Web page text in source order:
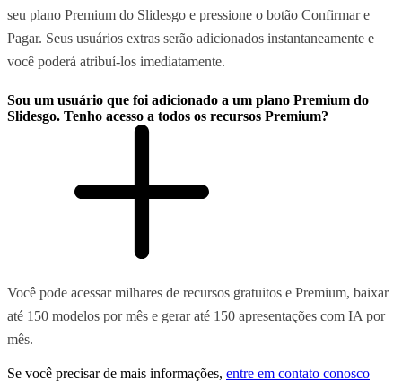
seu plano Premium do Slidesgo e pressione o botão Confirmar e
Pagar. Seus usuários extras serão adicionados instantaneamente e
você poderá atribuí-los imediatamente.
Sou um usuário que foi adicionado a um plano Premium do
Slidesgo. Tenho acesso a todos os recursos Premium?
Você pode acessar milhares de recursos gratuitos e Premium, baixar
até 150 modelos por mês e gerar até 150 apresentações com IA por
mês.
Se você precisar de mais informações, entre em contato conosco